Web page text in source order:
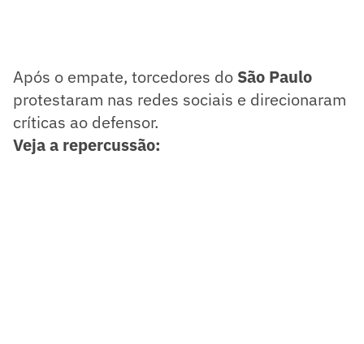
Após o empate, torcedores do São Paulo
protestaram nas redes sociais e direcionaram
críticas ao defensor.
Veja a repercussão: